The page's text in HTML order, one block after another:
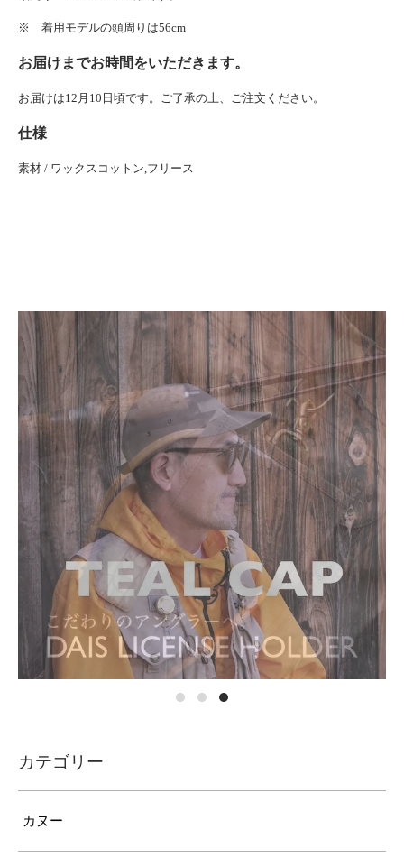
※ 着用モデルの頭周りは56cm
お届けまでお時間をいただきます。
お届けは12月10日頃です。ご了承の上、ご注文ください。
仕様
素材 / ワックスコットン,フリース
カテゴリー
カヌー